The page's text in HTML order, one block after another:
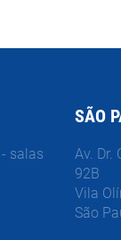
salas
SÃO
Av. Dr.
92B
Vila
São